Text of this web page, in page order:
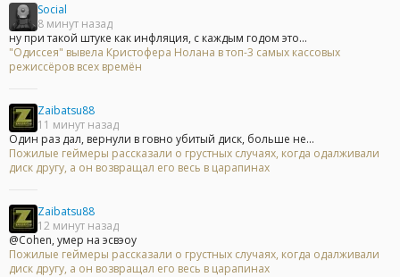
Social
8 минут назад
ну при такой штуке как инфляция, с каждым годом это...
"Одиссея" вывела Кристофера Нолана в топ-3 самых кассовых
режиссёров всех времён
Zaibatsu88
11 минут назад
Один раз дал, вернули в говно убитый диск, больше не...
Пожилые геймеры рассказали о грустных случаях, когда одалживали
диск другу, а он возвращал его весь в царапинах
Zaibatsu88
12 минут назад
@Cohen, умер на эсвэоу
Пожилые геймеры рассказали о грустных случаях, когда одалживали
диск другу, а он возвращал его весь в царапинах